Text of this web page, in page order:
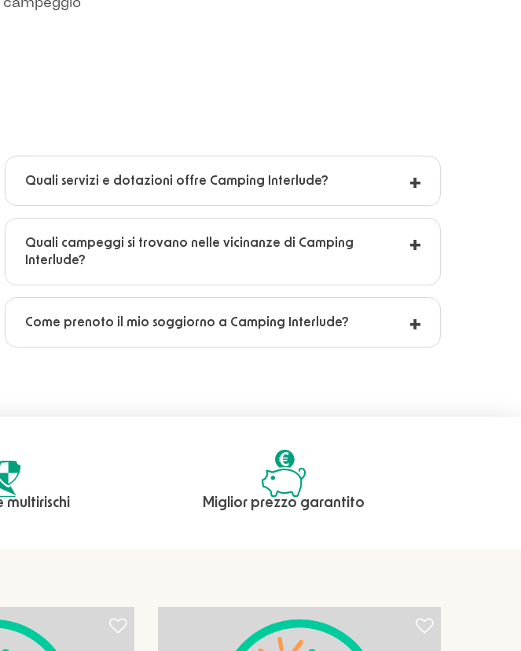
Quali servizi e dotazioni offre Camping Interlude?
Quali campeggi si trovano nelle vicinanze di Camping
Interlude?
Come prenoto il mio soggiorno a Camping Interlude?
multirischi Miglior prezzo garantito